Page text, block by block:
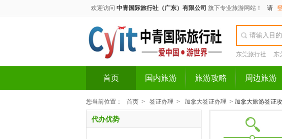
欢迎访问 中青国际旅行社（广东）有限公司 旗下专业旅游网站！ 请
东莞旅行社 东
首页 国内旅游 旅游攻略 周边旅游
您当前位置： 首页 > 签证办理 > 加拿大签证办理 > 加拿大旅游签证
代办优势